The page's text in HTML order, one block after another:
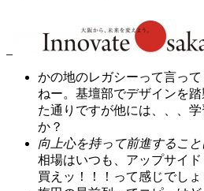
かの地のレガシーって言っ
ねー。基壇部でデザインを
た通りですが他には、、、
か？
向上心を持って前進すること
相場はいつも、アップサイド
買えッ！！！って感じでし